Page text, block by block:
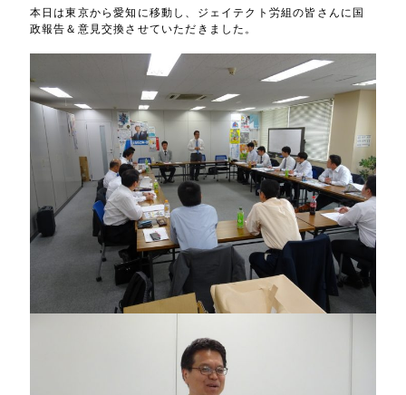
本日は東京から愛知に移動し、ジェイテクト労組の皆さんに国
政報告＆意見交換させていただきました。